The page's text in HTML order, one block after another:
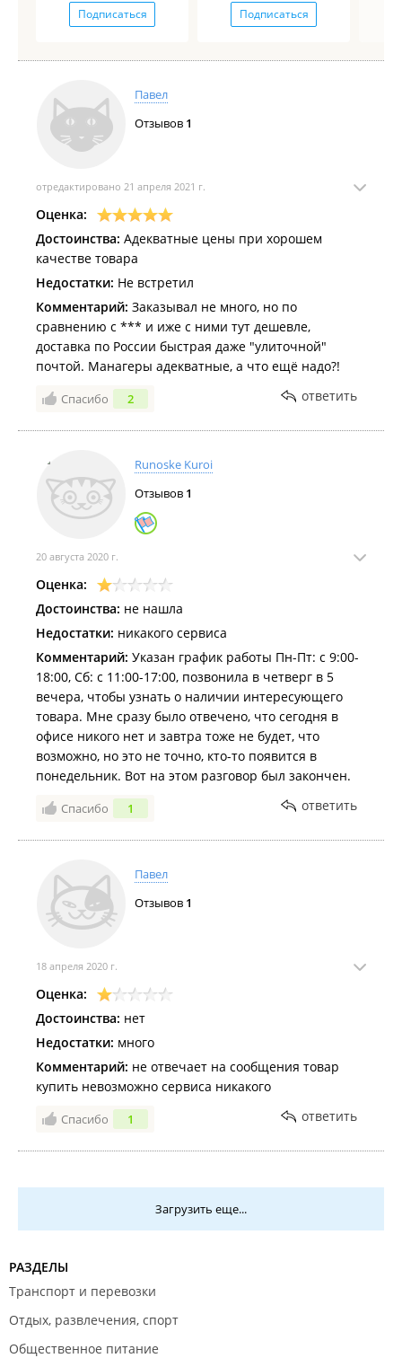
Подписаться Подписаться
Павел
Отзывов 1
отредактировано 21 апреля 2021 г.
Оценка:
Достоинства: Адекватные цены при хорошем
качестве товара
Недостатки: Не встретил
Комментарий: Заказывал не много, но по
сравнению с *** и иже с ними тут дешевле,
доставка по России быстрая даже "улиточной"
почтой. Манагеры адекватные, а что ещё надо?!
Спасибо 2 ответить
Runoske Kuroi
Отзывов 1
20 августа 2020 г.
Оценка:
Достоинства: не нашла
Недостатки: никакого сервиса
Комментарий: Указан график работы Пн-Пт: c 9:00-
18:00, Cб: c 11:00-17:00, позвонила в четверг в 5
вечера, чтобы узнать о наличии интересующего
товара. Мне сразу было отвечено, что сегодня в
офисе никого нет и завтра тоже не будет, что
возможно, но это не точно, кто-то появится в
понедельник. Вот на этом разговор был закончен.
Спасибо 1 ответить
Павел
Отзывов 1
18 апреля 2020 г.
Оценка:
Достоинства: нет
Недостатки: много
Комментарий: не отвечает на сообщения товар
купить невозможно сервиса никакого
Спасибо 1 ответить
Загрузить еще...
РАЗДЕЛЫ
Транспорт и перевозки
Отдых, развлечения, спорт
Общественное питание